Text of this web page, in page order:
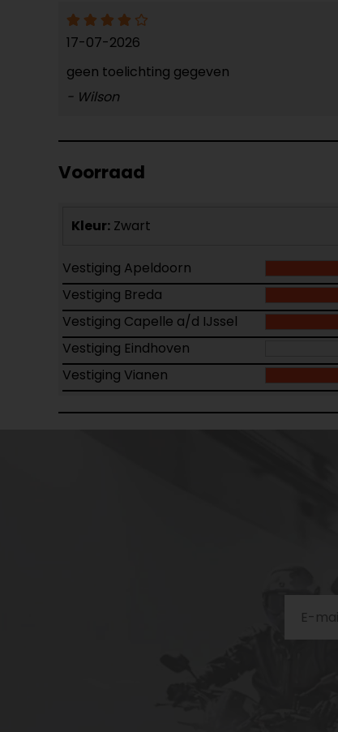
17-07-2026
geen toelichting gegeven
- Wilson
Voorraad
Kleur: Zwart
Vestiging Apeldoorn
Vestiging Breda
Vestiging Capelle a/d IJssel
Vestiging Eindhoven
Vestiging Vianen